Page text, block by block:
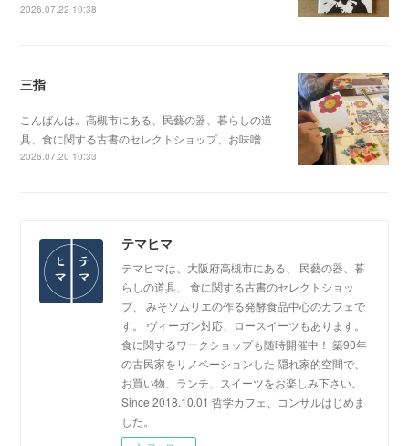
2026.07.22 10:38
三指
こんばんは。高槻市にある、民藝の器、暮らしの道
具、食に関する古書のセレクトショップ、お味噌…
2026.07.20 10:33
テマヒマ
テマヒマは、大阪府高槻市にある、 民藝の器、暮
らしの道具、 食に関する古書のセレクトショッ
プ、 みそソムリエの作る発酵食品中心のカフェで
す。 ヴィーガン対応、ロースイーツもあります。
食に関するワークショップも随時開催中！ 築90年
の古民家をリノベーションした 隠れ家的空間で、
お買い物、ランチ、スイーツをお楽しみ下さい。
Since 2018.10.01 哲学カフェ、コンサルはじめま
した。